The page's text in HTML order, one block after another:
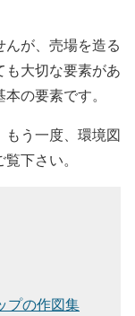
が、売場を造る
も大切な要素があ
の要素です。
う一度、環境図
下さい。
プの作図集